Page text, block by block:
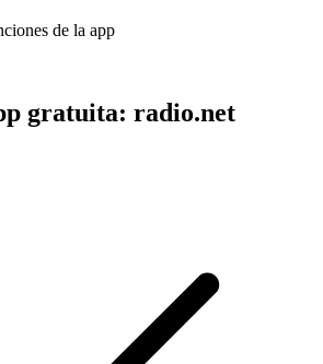
de la app
gratuita: radio.net